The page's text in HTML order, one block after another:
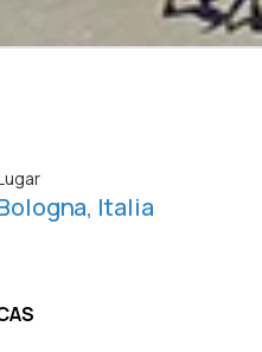
Italia